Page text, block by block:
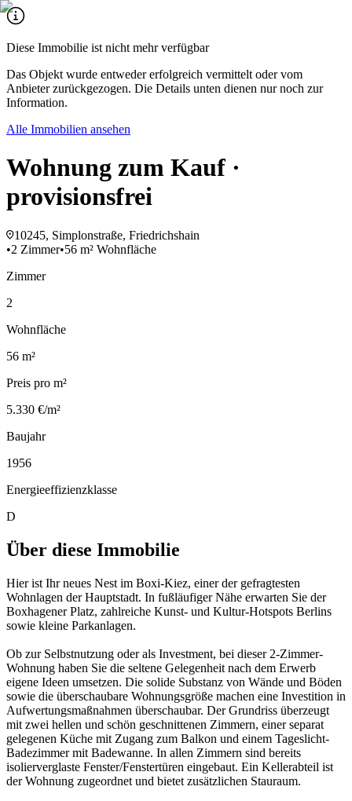
Diese Immobilie ist nicht mehr verfügbar
Das Objekt wurde entweder erfolgreich vermittelt oder vom
Anbieter zurückgezogen. Die Details unten dienen nur noch zur
Information.
Alle Immobilien ansehen
Wohnung zum Kauf ·
provisionsfrei
10245, Simplonstraße, Friedrichshain
•2 Zimmer•56 m² Wohnfläche
Zimmer
2
Wohnfläche
56 m²
Preis pro m²
5.330 €/m²
Baujahr
1956
Energieeffizienzklasse
D
Über diese Immobilie
Hier ist Ihr neues Nest im Boxi-Kiez, einer der gefragtesten
Wohnlagen der Hauptstadt. In fußläufiger Nähe erwarten Sie der
Boxhagener Platz, zahlreiche Kunst- und Kultur-Hotspots Berlins
sowie kleine Parkanlagen.
Ob zur Selbstnutzung oder als Investment, bei dieser 2-Zimmer-
Wohnung haben Sie die seltene Gelegenheit nach dem Erwerb
eigene Ideen umsetzen. Die solide Substanz von Wände und Böden
sowie die überschaubare Wohnungsgröße machen eine Investition in
Aufwertungsmaßnahmen überschaubar. Der Grundriss überzeugt
mit zwei hellen und schön geschnittenen Zimmern, einer separat
gelegenen Küche mit Zugang zum Balkon und einem Tageslicht-
Badezimmer mit Badewanne. In allen Zimmern sind bereits
isolierverglaste Fenster/Fenstertüren eingebaut. Ein Kellerabteil ist
der Wohnung zugeordnet und bietet zusätzlichen Stauraum.